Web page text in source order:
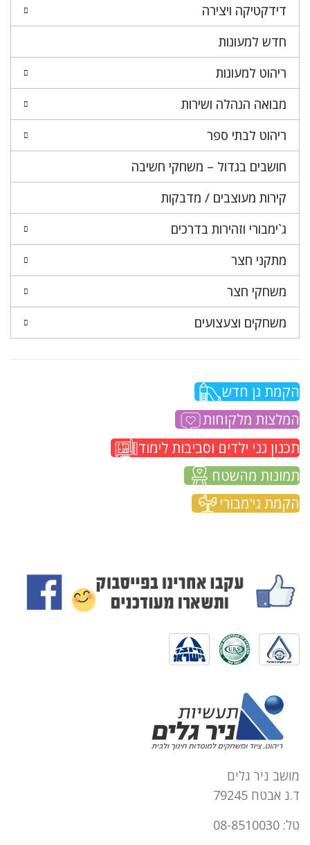
דידקטיקה ויצירה
חדש למעונות
ריהוט למעונות
מבואה הנהלה ושירות
ריהוט לבתי ספר
חושבים בגדול – משחקי חשיבה
קירות מעוצבים / מדבקות
ג`ימבורי וזהירות בדרכים
מתקני חצר
משחקי חצר
משחקים וצעצועים
הקמת גן חדש
המלצות מלקוחות
תכנון גני ילדים וסביבות לימוד
תמונות מהשטח
הקמת גי'מבורי
מושב ניר גלים
ד.נ אבטח 79245
טל: 08-8510030